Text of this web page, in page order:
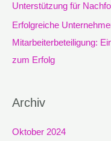
Unterstützung für
Erfolgreiche
Mitarbeiterbeteiligung:
zum Erfolg
Archiv
Oktober 2024